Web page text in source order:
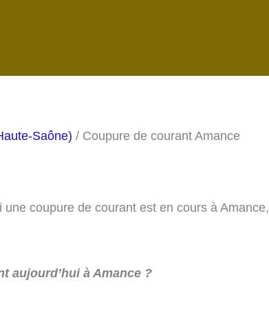
Saône) / Coupure de courant Amance
coupure de courant est en cours à Amance,
aujourd’hui à Amance ?